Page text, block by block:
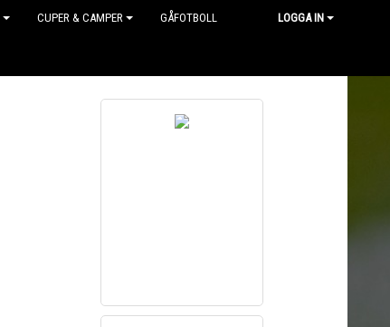
CUPER & CAMPER GÅFOTBOLL LOGGA IN